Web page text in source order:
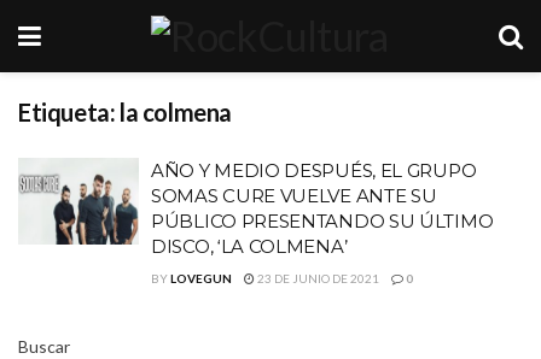
Etiqueta: la colmena
AÑO Y MEDIO DESPUÉS, EL GRUPO
SOMAS CURE VUELVE ANTE SU
PÚBLICO PRESENTANDO SU ÚLTIMO
DISCO, ‘LA COLMENA’
BYLOVEGUN 23 DE JUNIO DE 2021 0
Buscar